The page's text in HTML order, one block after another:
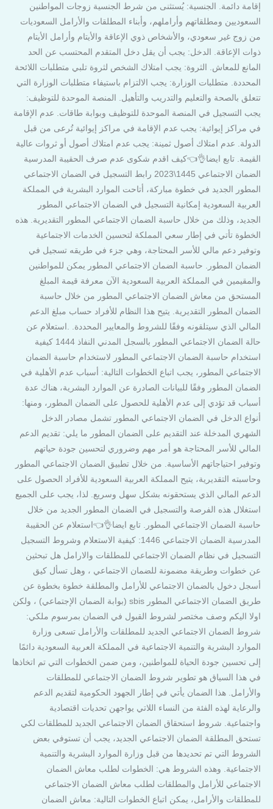
إقامة دائمة. الجنسية: يُستثنى من شرط الجنسية زوجات المواطنين
السعوديين ومطلقاتهم وأراملهم، وأبناء المطلقات والأرامل السعوديات
من زوج غير سعودي، والأشخاص ذوي الإعاقة والأيتام وأرامل الأيتام
ذوات الإعاقة. الدخل: يجب أن يقل دخل المتقدم المحتسب عن الحد
المانع للمعاش. الثروة: يجب امتلاك الشخص لثروة تلبي متطلبات اللائحة
المحددة. متطلبات الوزارة: يجب الالتزام باستيفاء متطلبات الوزارة التي
تتعلق بالصحة والتعليم والتدريب والتأهيل. المنصة الموحدة للتوظيف:
يجب التسجيل في المنصة الموحدة للتوظيف وبوابة طاقات. عدم الإقامة
في مراكز إيوائية: يجب عدم الإقامة في مراكز إيوائية تُرعى من قبل
الدولة. عدم امتلاك أصول ثمينة: يجب عدم امتلاك أصول أو ثروات عالية
القيمة. تابع ايضا👌👈كيف اقدم شكوى عدم صرف الحقيبة المدرسية
الضمان الاجتماعي 1445\2023 رابط التسجيل في الضمان الاجتماعي
المطور الجديد في خطوة مباركة، أتاحت الموارد البشرية في المملكة
العربية السعودية إمكانية التسجيل في الضمان الاجتماعي المطور
الجديد، وذلك من خلال حاسبة الضمان الاجتماعي المطور التقديرية. هذه
الخطوة تأتي في إطار سعي المملكة لتحسين الخدمات الاجتماعية
وتوفير دعم مالي للأسر المحتاجة، وهي جزء في طريقه تسجيل في
الضمان المطور. حاسبة الضمان الاجتماعي المطور يمكن للمواطنين
والمقيمين في المملكة العربية السعودية الآن معرفة قيمة المبلغ
المستحق من معاش الضمان الاجتماعي المطور من خلال حاسبة
الضمان المطور التقديرية. يتيح هذا النظام للأفراد حساب مبلغ الدعم
المالي الذي سيتلقونه وفقًا للشروط والمعايير المحددة. .استعلام عن
حالة الضمان الاجتماعي المطور بالسجل المدني النفاذ 1444 كيفية
استخدام حاسبة الضمان الاجتماعي المطور لاستخدام حاسبة الضمان
الاجتماعي المطور، يجب اتباع الخطوات التالية: أسباب عدم الأهلية في
الضمان المطور وفقًا للبيانات الصادرة عن الموارد البشرية، هناك عدة
أسباب قد تؤدي إلى عدم الأهلية للحصول على الضمان المطور، ومنها:
أنواع الدخل في الضمان الاجتماعي المطور تشمل مصادر الدخل
الشهري المدخلة عند التقديم على الضمان المطور ما يلي: تقديم الدعم
المالي للأسر المحتاجة هو أمر مهم وضروري لتحسين جودة حياتهم
وتوفير احتياجاتهم الأساسية. من خلال تطبيق الضمان الاجتماعي المطور
وحاسبته التقديرية، يتيح المملكة العربية السعودية للأفراد الحصول على
الدعم المالي الذي يستحقونه بشكل سهل وسريع. لذا، يجب على الجميع
استغلال هذه الفرصة والتسجيل في الضمان المطور الجديد من خلال
حاسبة الضمان الاجتماعي المطور. تابع ايضا👌👈استعلام عن الحقيبة
المدرسية الضمان الاجتماعي 1446: كيفية الاستعلام وشروط التسجيل
التسجيل في نظام الضمان الاجتماعي للمطلقات والارامل هل تبحثين
عن خطوات وطريقة مضمونة للضمان الاجتماعي ، وهل تسأل كيق
أسجل دخول بالضمان الاجتماعي للأرامل والمطلقة خطوة بخطوة عن
طريق الضمان الاجتماعي المطور sbis (بوابة الضمان الإجتماعي) ، ولكن
اولا اليكم وصف مختصر لشروط القبول في الضمان بمرسوم ملكي:
شروط الضمان الاجتماعي الجديد للمطلقات والأرامل تسعى وزارة
الموارد البشرية والتنمية الاجتماعية في المملكة العربية السعودية دائمًا
إلى تحسين جودة الحياة للمواطنين، ومن ضمن الخطوات التي تم اتخاذها
في هذا السياق هو تطوير شروط الضمان الاجتماعي للمطلقات
والأرامل. هذا الضمان يأتي في إطار الجهود الحكومية لتقديم الدعم
والرعاية لهذه الفئة من النساء اللاتي يواجهن تحديات اقتصادية
واجتماعية. شروط استحقاق الضمان الاجتماعي الجديد للمطلقات لكي
تستحق المطلقة الضمان الاجتماعي الجديد، يجب أن تستوفي بعض
الشروط التي تم تحديدها من قبل وزارة الموارد البشرية والتنمية
الاجتماعية. وهذه الشروط هي: الخطوات لطلب معاش الضمان
الاجتماعي للأرامل والمطلقات لطلب معاش الضمان الاجتماعي
للمطلقات والأرامل، يمكن اتباع الخطوات التالية: معاش الضمان